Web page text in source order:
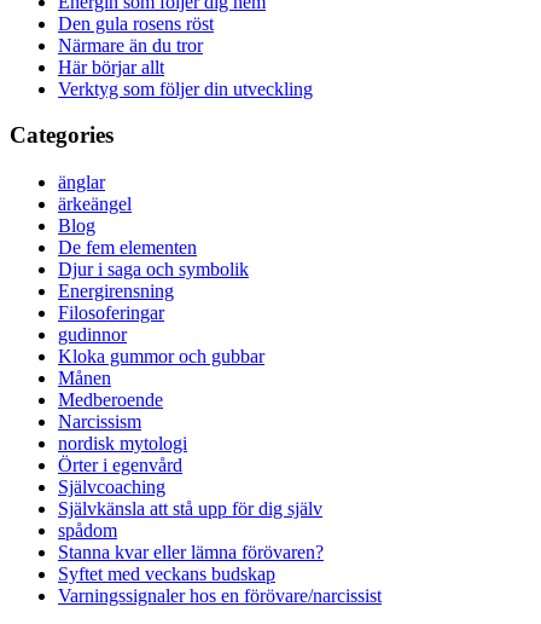
Den gula rosens röst
Närmare än du tror
Här börjar allt
Verktyg som följer din utveckling
Categories
änglar
ärkeängel
Blog
De fem elementen
Djur i saga och symbolik
Energirensning
Filosoferingar
gudinnor
Kloka gummor och gubbar
Månen
Medberoende
Narcissism
nordisk mytologi
Örter i egenvård
Självcoaching
Självkänsla att stå upp för dig själv
spådom
Stanna kvar eller lämna förövaren?
Syftet med veckans budskap
Varningssignaler hos en förövare/narcissist